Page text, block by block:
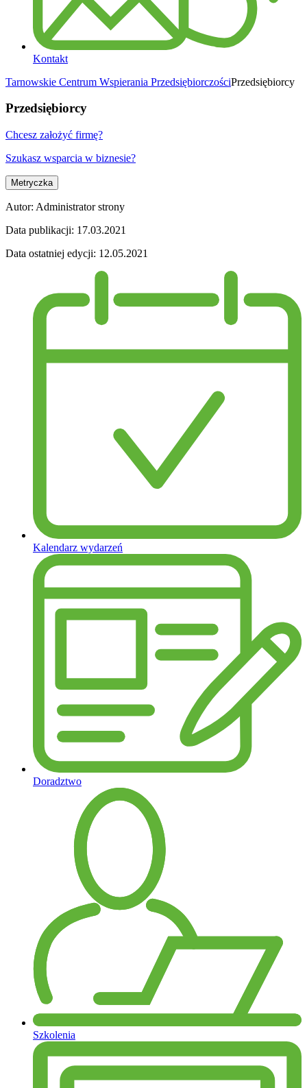
Kontakt
Tarnowskie Centrum Wspierania PrzedsiębiorczościPrzedsiębiorcy
Przedsiębiorcy
Chcesz założyć firmę?
Szukasz wsparcia w biznesie?
Metryczka
Autor: Administrator strony
Data publikacji: 17.03.2021
Data ostatniej edycji: 12.05.2021
Kalendarz wydarzeń
Doradztwo
Szkolenia